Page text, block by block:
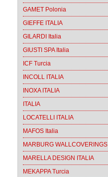
GAMET Polonia
GIEFFE ITALIA
GILARDI Italia
GIUSTI SPA Italia
ICF Turcia
INCOLL ITALIA
INOXA ITALIA
ITALIA
LOCATELLI ITALIA
MAFOS Italia
MARBURG WALLCOVERINGS
MARELLA DESIGN ITALIA
MEKAPPA Turcia